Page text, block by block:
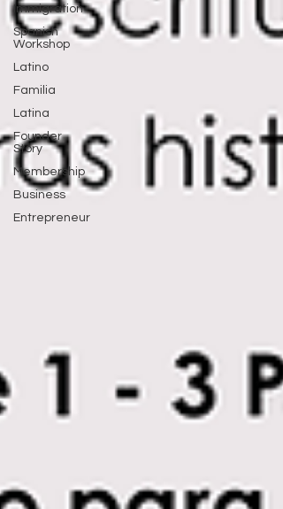
Immigration
Spanish
Workshop
Latino
Familia
Latina
Founder
Story
Membership
Business
Entrepreneur